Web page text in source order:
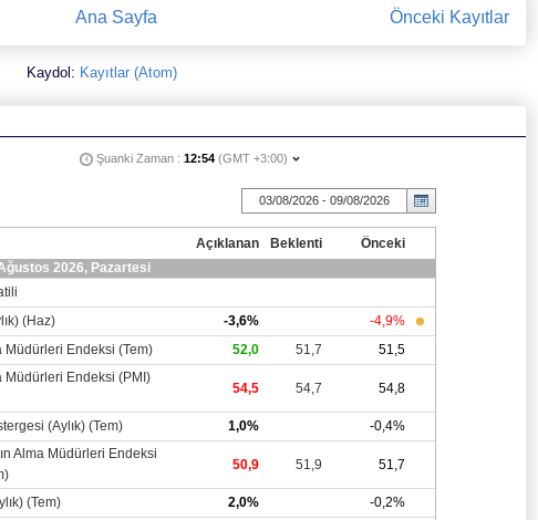
Önceki Kayıtlar
Ana Sayfa
Kaydol: Kayıtlar (Atom)